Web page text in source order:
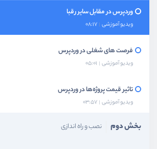
وردپرس در مقابل سایر رقبا
ویدیو آموزشی 08:17
فرصت های شغلی در وردپرس
ویدیو آموزشی 05:01
تاثیر قیمت پروژه‌ها در وردپرس
ویدیو آموزشی 03:57
بخش دوم نصب و راه اندازی